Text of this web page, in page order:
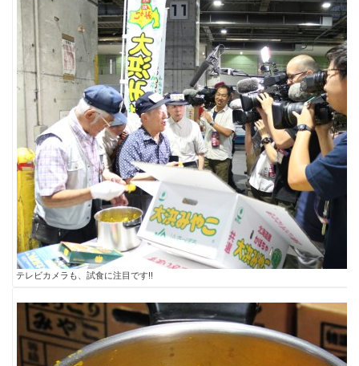
テレビカメラも、試食に注目です!!